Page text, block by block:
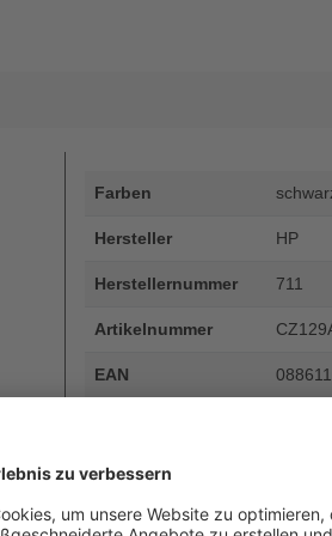
Farben
Hersteller HP
Herstellernummer 711
Artikelnummer
EAN
Beschreibung
Art OEM